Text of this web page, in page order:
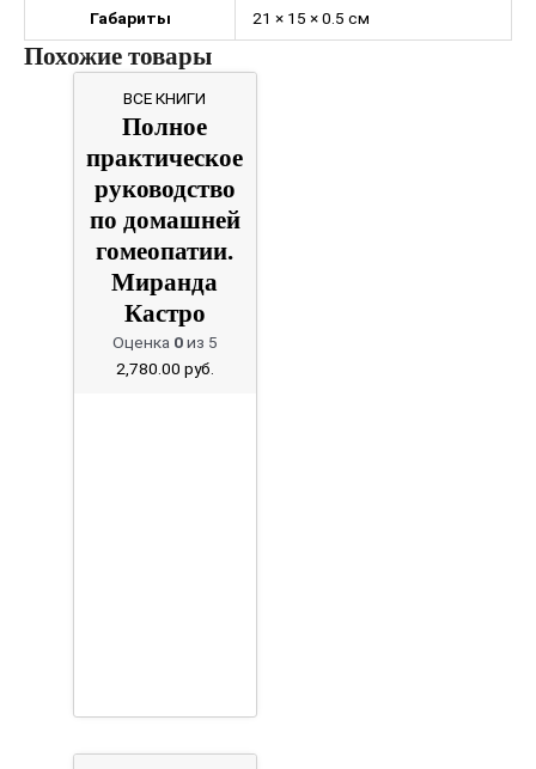
Габариты 21 × 15 × 0.5 см
Похожие товары
ВСЕ КНИГИ
Полное
практическое
руководство
по домашней
гомеопатии.
Миранда
Кастро
Оценка 0из 5
2,780.00 руб.